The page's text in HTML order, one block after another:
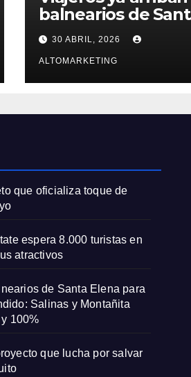
balnearios de
Elena para disfrutar
de feriado
extendido: Salinas y
Montañita con
y 100%
30 ABRIL, 2026
ALTOMARKETING
que oficializa toque de
espera 8.000 turistas en
atractivos
de Santa Elena para
Salinas y Montañita
100%
que lucha por salvar